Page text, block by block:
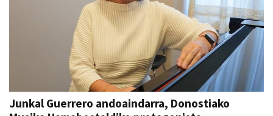
Junkal Guerrero andoaindarra, Donostiako